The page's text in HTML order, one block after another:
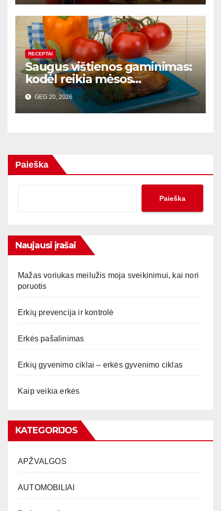
RECEPTAI
Saugus vištienos gaminimas:
kodėl reikia mėsos
termometro
GEG 20, 2026
Paieška
Paieška
Naujausi įrašai
Mažas voriukas meilužis moja sveikinimui, kai nori
poruotis
Erkių prevencija ir kontrolė
Erkės pašalinimas
Erkių gyvenimo ciklai – erkės gyvenimo ciklas
Kaip veikia erkės
KATEGORIJOS
APŽVALGOS
AUTOMOBILIAI